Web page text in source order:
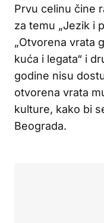
Prvu celinu čine
za temu „Jezik i
„Otvorena vrata
kuća i legata“ i
godine nisu
otvorena vrata
kulture, kako bi
Beograda.